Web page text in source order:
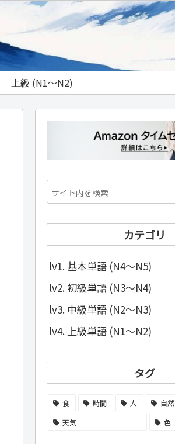
上級 (N1～N2)
カテゴリ
lv1. 基本単語 (N4～N5)
lv2. 初級単語 (N3～N4)
lv3. 中級単語 (N2～N3)
lv4. 上級単語 (N1～N2)
タグ
食 時間 人 自然
天気
色